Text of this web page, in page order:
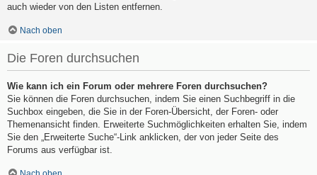
auch wieder von den Listen entfernen.
Nach oben
Die Foren durchsuchen
Wie kann ich ein Forum oder mehrere Foren durchsuchen?
Sie können die Foren durchsuchen, indem Sie einen Suchbegriff in die
Suchbox eingeben, die Sie in der Foren-Übersicht, der Foren- oder
Themenansicht finden. Erweiterte Suchmöglichkeiten erhalten Sie, indem
Sie den „Erweiterte Suche“-Link anklicken, der von jeder Seite des
Forums aus verfügbar ist.